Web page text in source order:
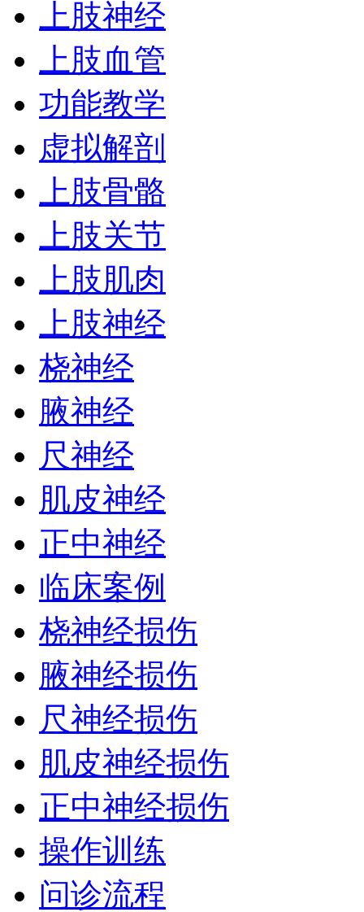
上肢神经
上肢血管
功能教学
虚拟解剖
上肢骨骼
上肢关节
上肢肌肉
上肢神经
桡神经
腋神经
尺神经
肌皮神经
正中神经
临床案例
桡神经损伤
腋神经损伤
尺神经损伤
肌皮神经损伤
正中神经损伤
操作训练
问诊流程